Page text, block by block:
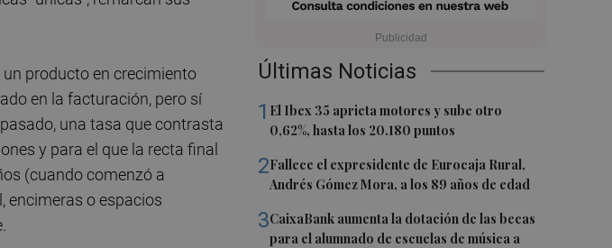
Últimas Noticias
1 El Ibex 35 aprieta motores y sube otro
0,62%, hasta los 20.180 puntos
2Fallece el expresidente de Eurocaja Rural,
Andrés Gómez Mora, a los 89 años de edad
3CaixaBank aumenta la dotación de las becas
para el alumnado de escuelas de música a
un producto en crecimiento
en la facturación, pero sí
una tasa que contrasta
y para el que la recta final
(cuando comenzó a
encimeras o espacios